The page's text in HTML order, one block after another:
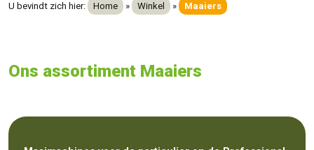
U bevindt zich hier: Home » Winkel » Maaiers
Ons assortiment Maaiers